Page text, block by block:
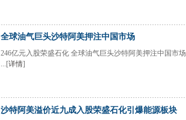
全球油气巨头沙特阿美押注中国市场
246亿元入股荣盛石化 全球油气巨头沙特阿美押注中国市场
...[详情]
沙特阿美溢价近九成入股荣盛石化引爆能源板块